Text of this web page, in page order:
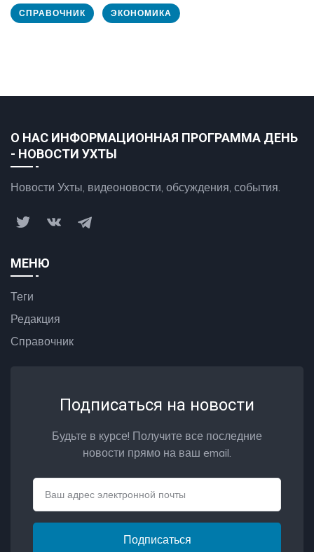
СПРАВОЧНИК ЭКОНОМИКА
О НАС ИНФОРМАЦИОННАЯ ПРОГРАММА ДЕНЬ
- НОВОСТИ УХТЫ
Новости Ухты, видеоновости, обсуждения, события.
МЕНЮ
Теги
Редакция
Справочник
Подписаться на новости
Будьте в курсе! Получите все последние
новости прямо на ваш email.
Подписаться